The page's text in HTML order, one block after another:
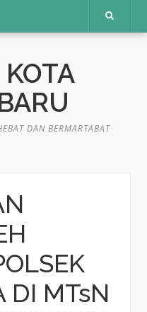
DAN BERMARTABAT
DI MTsN